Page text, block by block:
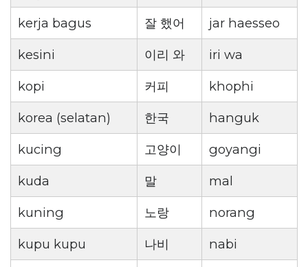
kerja bagus
잘 했어
jar haesseo
kesini
이리 와
iri wa
kopi
커피
khophi
korea (selatan)
한국
hanguk
kucing
고양이
goyangi
kuda
말
mal
kuning
노랑
norang
kupu kupu
나비
nabi